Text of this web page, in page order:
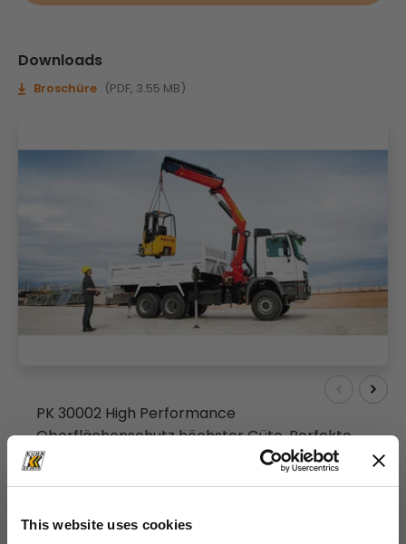
This website uses cookies
PK 30002 High Performance
Oberflächenschutz höchster Güte. Perfekte
Optik ein Kranleben lang.
durch Beschichtungstechnologie
Downloads
Broschüre (PDF, 3.55 MB)